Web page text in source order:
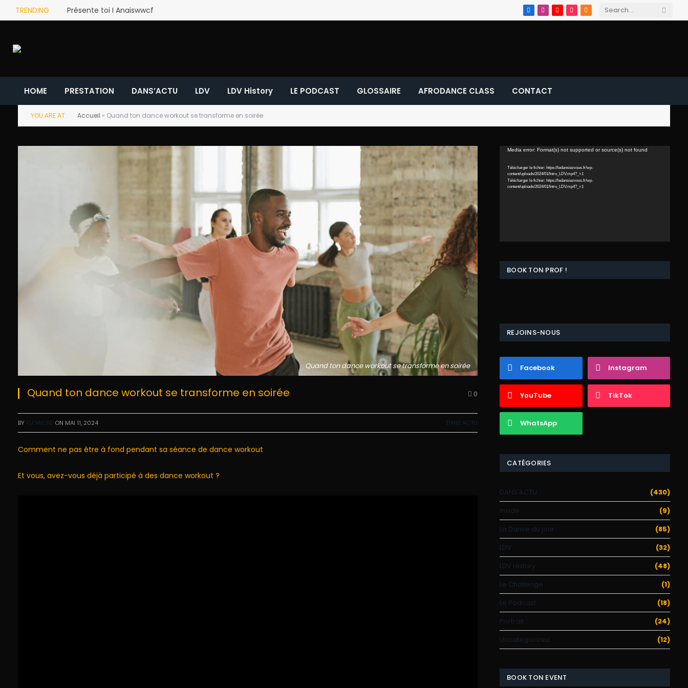
TRENDING Présente toi I Anaiswwcf Facebook
Instagram
YouTube
TikTok
RSS
HOME PRESTATION DANS’ACTU LDV LDV History LE PODCAST GLOSSAIRE AFRODANCE CLASS CONTACT
YOU ARE AT: Accueil » Quand ton dance workout se transforme en soirée
Quand ton dance workout se transforme en soirée
Quand ton dance workout se transforme en soirée 0
BY FLOWESIE ON MAI 11, 2024 DANS'ACTU
Comment ne pas être à fond pendant sa séance de dance workout
Et vous, avez-vous déjà participé à des dance workout ?
Lecteur
Media error: Format(s) not supported or source(s) not found
Télécharger le fichier: https://ledansiezvous.fr/wp-
content/uploads/2024/01/Intro_LDV.mp4?_=1
Télécharger le fichier: https://ledansiezvous.fr/wp-
content/uploads/2024/01/Intro_LDV.mp4?_=1
BOOK TON PROF !
REJOINS-NOUS
Facebook Instagram
YouTube TikTok
WhatsApp
CATÉGORIES
DANS'ACTU
(430)
Inside
(9)
La Danse du jour
(85)
LDV
(32)
LDV History
(48)
Le Challenge
(1)
Le Podcast
(18)
Portrait
(24)
Uncategorized
(12)
BOOK TON EVENT